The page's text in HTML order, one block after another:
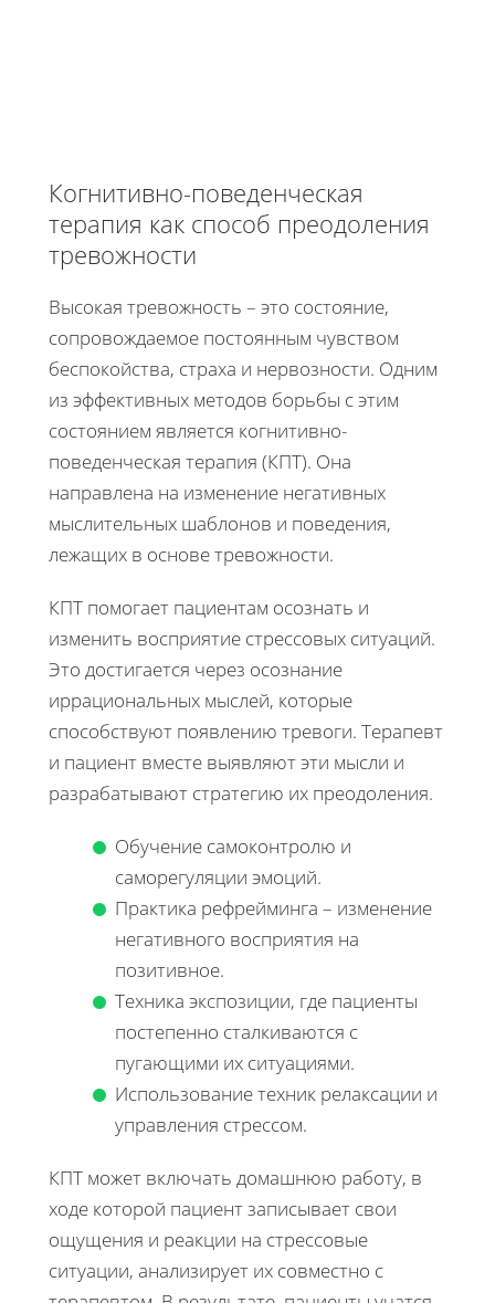
Когнитивно-поведенческая
терапия как способ преодоления
тревожности
Высокая тревожность – это состояние,
сопровождаемое постоянным чувством
беспокойства, страха и нервозности. Одним
из эффективных методов борьбы с этим
состоянием является когнитивно-
поведенческая терапия (КПТ). Она
направлена на изменение негативных
мыслительных шаблонов и поведения,
лежащих в основе тревожности.
КПТ помогает пациентам осознать и
изменить восприятие стрессовых ситуаций.
Это достигается через осознание
иррациональных мыслей, которые
способствуют появлению тревоги. Терапевт
и пациент вместе выявляют эти мысли и
разрабатывают стратегию их преодоления.
Обучение самоконтролю и
саморегуляции эмоций.
Практика рефрейминга – изменение
негативного восприятия на
позитивное.
Техника экспозиции, где пациенты
постепенно сталкиваются с
пугающими их ситуациями.
Использование техник релаксации и
управления стрессом.
КПТ может включать домашнюю работу, в
ходе которой пациент записывает свои
ощущения и реакции на стрессовые
ситуации, анализирует их совместно с